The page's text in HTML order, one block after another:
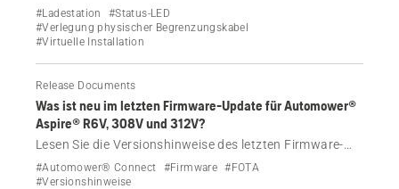
bedeutet normaler Betrieb. Erfahren Sie, was dies für
kabellose EPOS® und Begrenzungskabel-Installationen
bedeutet.
#Ladestation
#Status-LED
#Verlegung physischer Begrenzungskabel
#Virtuelle Installation
Release Documents
Was ist neu im letzten Firmware-Update für Automower®
Aspire® R6V, 308V und 312V?
Lesen Sie die Versionshinweise des letzten Firmware-
Updates für die Husqvarna Automower® Modelle
Aspire® R6V, 308V und 312V.
#Automower® Connect #Firmware #FOTA
#Versionshinweise